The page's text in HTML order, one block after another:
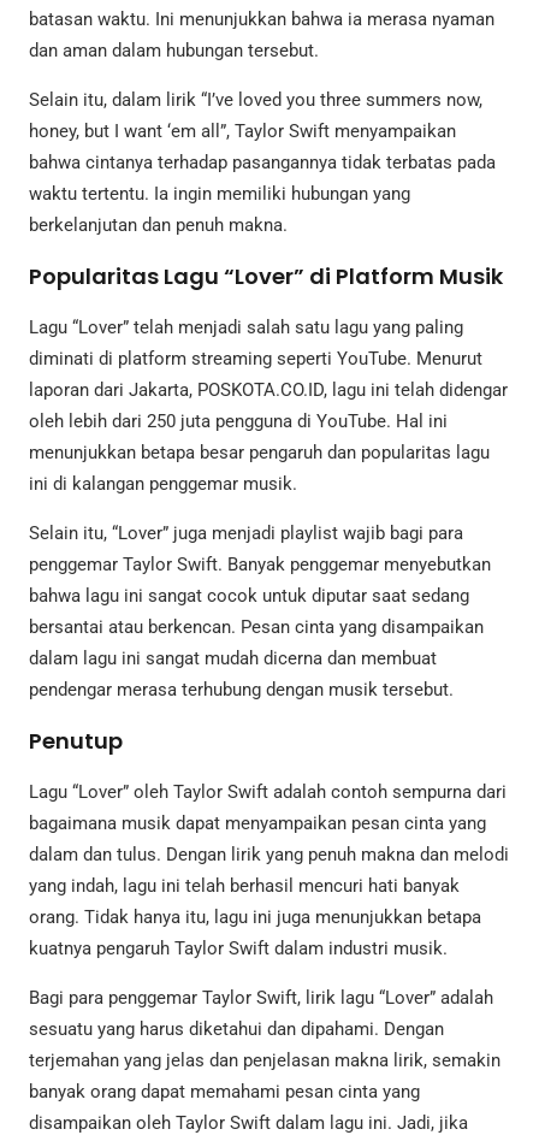
batasan waktu. Ini menunjukkan bahwa ia merasa nyaman
dan aman dalam hubungan tersebut.
Selain itu, dalam lirik “I’ve loved you three summers now,
honey, but I want ‘em all”, Taylor Swift menyampaikan
bahwa cintanya terhadap pasangannya tidak terbatas pada
waktu tertentu. Ia ingin memiliki hubungan yang
berkelanjutan dan penuh makna.
Popularitas Lagu “Lover” di Platform Musik
Lagu “Lover” telah menjadi salah satu lagu yang paling
diminati di platform streaming seperti YouTube. Menurut
laporan dari Jakarta, POSKOTA.CO.ID, lagu ini telah didengar
oleh lebih dari 250 juta pengguna di YouTube. Hal ini
menunjukkan betapa besar pengaruh dan popularitas lagu
ini di kalangan penggemar musik.
Selain itu, “Lover” juga menjadi playlist wajib bagi para
penggemar Taylor Swift. Banyak penggemar menyebutkan
bahwa lagu ini sangat cocok untuk diputar saat sedang
bersantai atau berkencan. Pesan cinta yang disampaikan
dalam lagu ini sangat mudah dicerna dan membuat
pendengar merasa terhubung dengan musik tersebut.
Penutup
Lagu “Lover” oleh Taylor Swift adalah contoh sempurna dari
bagaimana musik dapat menyampaikan pesan cinta yang
dalam dan tulus. Dengan lirik yang penuh makna dan melodi
yang indah, lagu ini telah berhasil mencuri hati banyak
orang. Tidak hanya itu, lagu ini juga menunjukkan betapa
kuatnya pengaruh Taylor Swift dalam industri musik.
Bagi para penggemar Taylor Swift, lirik lagu “Lover” adalah
sesuatu yang harus diketahui dan dipahami. Dengan
terjemahan yang jelas dan penjelasan makna lirik, semakin
banyak orang dapat memahami pesan cinta yang
disampaikan oleh Taylor Swift dalam lagu ini. Jadi, jika